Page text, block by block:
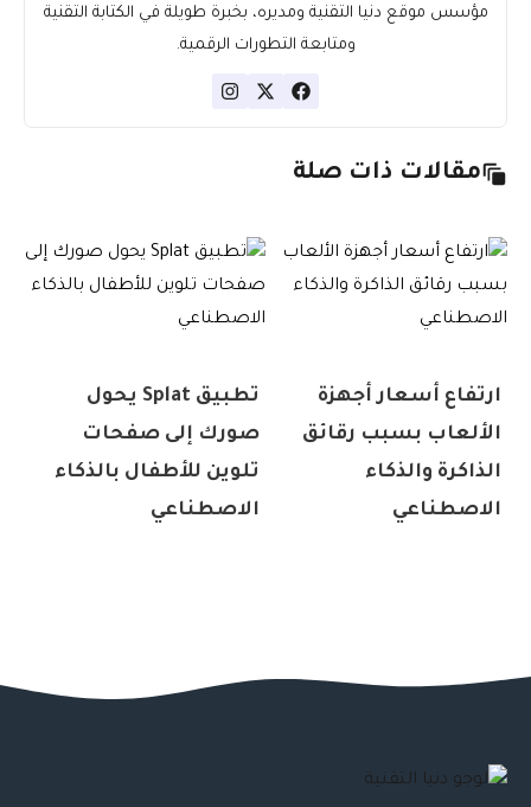
مؤسس موقع دنيا التقنية ومديره، بخبرة طويلة في الكتابة التقنية
ومتابعة التطورات الرقمية.
مقالات ذات صلة
ارتفاع أسعار أجهزة
الألعاب بسبب رقائق
الذاكرة والذكاء
الاصطناعي
تطبيق Splat يحول
صورك إلى صفحات
تلوين للأطفال بالذكاء
الاصطناعي